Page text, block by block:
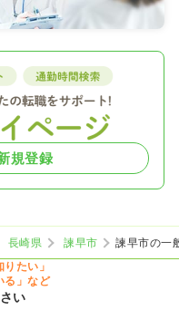
規登録
長崎県 諫早市
諫早市の一
たい」
る」など
い